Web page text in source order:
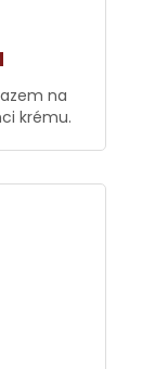
na
krému.